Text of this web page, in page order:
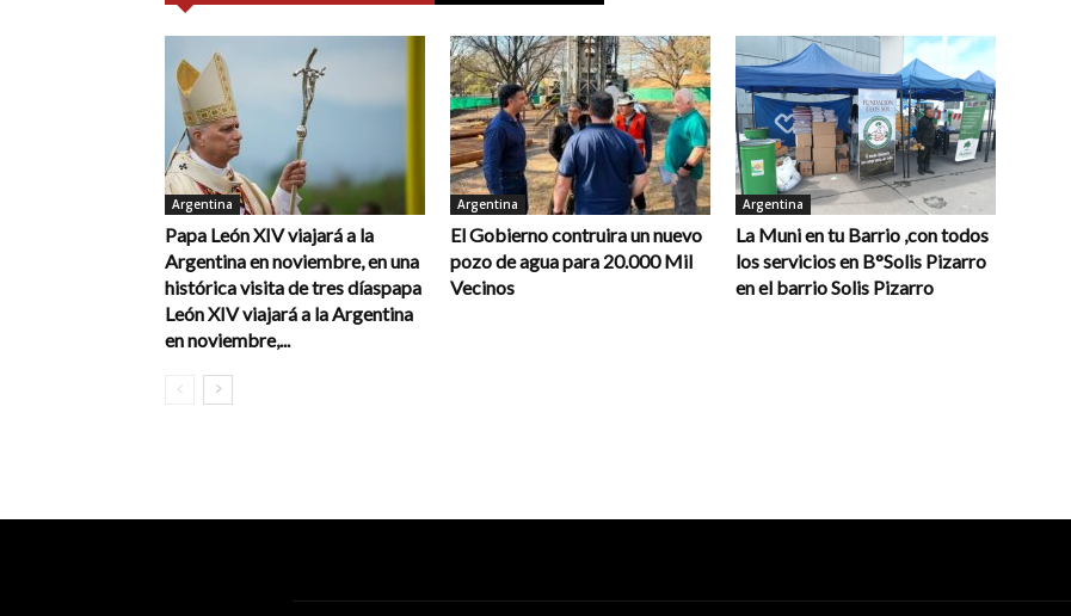
Argentina
Papa León XIV viajará a la
Argentina en noviembre, en una
histórica visita de tres díaspapa
León XIV viajará a la Argentina
en noviembre,...
Argentina
El Gobierno contruira un nuevo
pozo de agua para 20.000 Mil
Vecinos
Argentina
La Muni en tu Barrio ,con todos
los servicios en B°Solis Pizarro
en el barrio Solis Pizarro